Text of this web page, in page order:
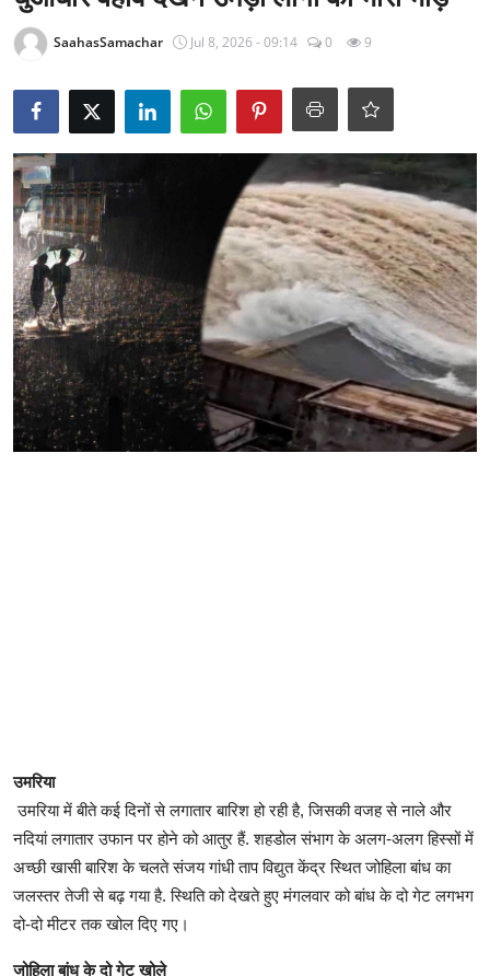
राजनीति
Epaper
धर्म
लाइफस्टाइल
टेक
SaahasSamachar Jul 8, 2026 - 09:14 0 9
उमरिया
उमरिया में बीते कई दिनों से लगातार बारिश हो रही है, जिसकी वजह से नाले और
नद‍ियां लगातार उफान पर होने को आतुर हैं. शहडोल संभाग के अलग-अलग हिस्सों में
अच्छी खासी बारिश के चलते संजय गांधी ताप विद्युत केंद्र स्थित जोहिला बांध का
जलस्तर तेजी से बढ़ गया है. स्थिति को देखते हुए मंगलवार को बांध के दो गेट लगभग
दो-दो मीटर तक खोल दिए गए।
जोहिला बांध के दो गेट खोले